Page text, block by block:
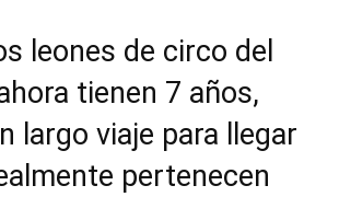
leones de circo del
tienen 7 años,
largo viaje para llegar
pertenecen